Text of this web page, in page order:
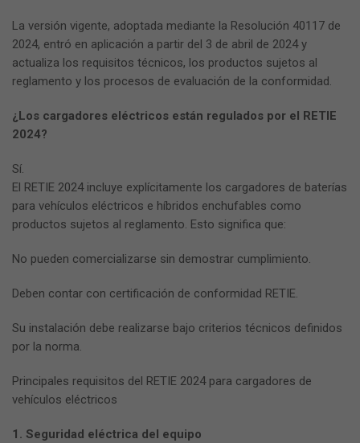
La versión vigente, adoptada mediante la Resolución 40117 de
2024, entró en aplicación a partir del 3 de abril de 2024 y
actualiza los requisitos técnicos, los productos sujetos al
reglamento y los procesos de evaluación de la conformidad.
¿Los cargadores eléctricos están regulados por el RETIE
2024?
Sí.
El RETIE 2024 incluye explícitamente los cargadores de baterías
para vehículos eléctricos e híbridos enchufables como
productos sujetos al reglamento. Esto significa que:
No pueden comercializarse sin demostrar cumplimiento.
Deben contar con certificación de conformidad RETIE.
Su instalación debe realizarse bajo criterios técnicos definidos
por la norma.
Principales requisitos del RETIE 2024 para cargadores de
vehículos eléctricos
1. Seguridad eléctrica del equipo